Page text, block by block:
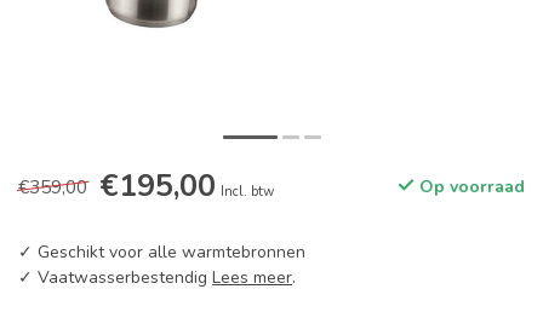
€359,00 €195,00 Incl. btw Op voorraad
✓ Geschikt voor alle warmtebronnen
✓ Vaatwasserbestendig Lees meer.